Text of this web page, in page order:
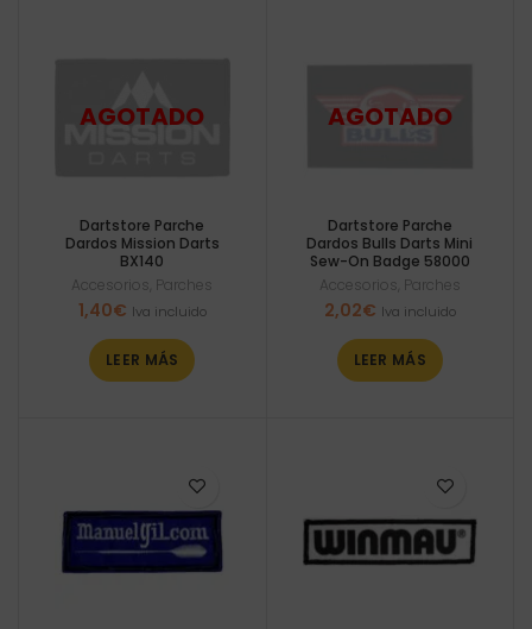
Dartstore Parche
Dardos Mission Darts
BX140
Accesorios Parches
1,40€ Iva incluido
LEER MÁS
Dartstore Parche
Dardos Bulls Darts Mini
Sew-On Badge 58000
Accesorios Parches
2,02€ Iva incluido
LEER MÁS